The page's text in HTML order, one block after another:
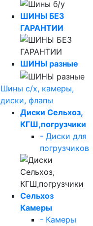
ШИНЫ БЕЗ
ГАРАНТИИ
ШИНЫ разные
Шины с/х, камеры,
диски, флапы
Диски Сельхоз,
КГШ,погрузчики
- Диски для
погрузчиков
Сельхоз
Камеры
- Камеры